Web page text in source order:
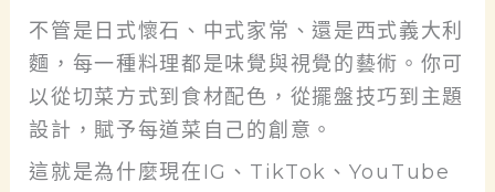
不管是日式懷石、中式家常、還是西式義大利
麵，每一種料理都是味覺與視覺的藝術。你可
以從切菜方式到食材配色，從擺盤技巧到主題
設計，賦予每道菜自己的創意。
這就是為什麼現在IG、TikTok、YouTube